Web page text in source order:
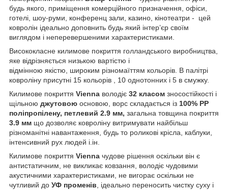
будь якого, приміщення комерційного призначення, офіси,
готелі, шоу-руми, конференц зали, казино, кінотеатри - цей
ковролін ідеально доповнить будь який інтерʼєр своїм
виглядом і неперевершеними характеристиками.
Висококласне килимове покриття голландського виробництва,
яке відрізняється низькою вартістю і
відмінною якістю, широким різномаїттям кольорів. В палітрі
ковроліну присутні 15 кольорів , 10 однотонних і 5 в смужку.
Килимове покриття Vienna володіє 32 класом зносостійкості і
щільною джутовою основою, ворс складається із 100% PP
поліпропілену, петлевий 2.9 мм, загальна товщина покриття
3.9 мм що дозволяє ковроліну витримувати найбільш
різноманітні навантаження, будь то роликові крісла, каблуки,
інтенсивний рух людей і.ін.
Килимове покриття Vienna чудове рішення оскільки він є
антистатичним, не викликає ковзання, володіє чудовими
акустичними характеристиками, не вигорає оскільки не
чутливий до УФ променів, ідеально переносить чистку суху і